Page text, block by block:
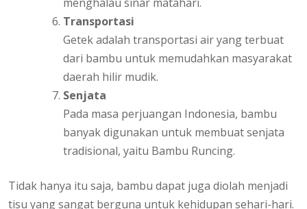
Transportasi
Getek adalah transportasi air yang terbuat
dari bambu untuk memudahkan masyarakat
daerah hilir mudik.
Senjata
Pada masa perjuangan Indonesia, bambu
banyak digunakan untuk membuat senjata
tradisional, yaitu Bambu Runcing.
Tidak hanya itu saja, bambu dapat juga diolah menjadi
tisu yang sangat berguna untuk kehidupan sehari-hari.